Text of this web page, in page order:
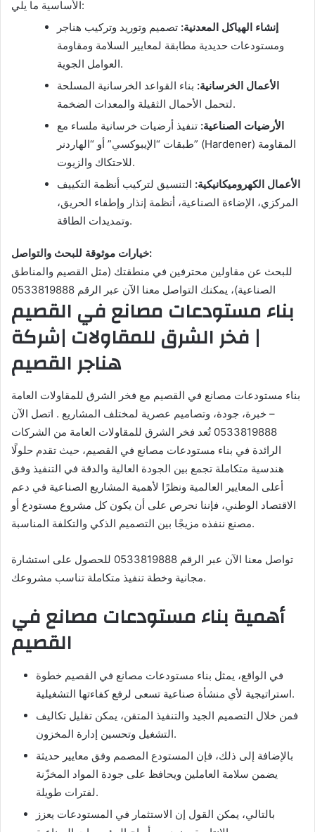
الأساسية ما يلي:
إنشاء الهياكل المعدنية: تصميم وتوريد وتركيب هناجر
ومستودعات حديدية مطابقة لمعايير السلامة ومقاومة
العوامل الجوية.
الأعمال الخرسانية: بناء القواعد الخرسانية المسلحة
لتحمل الأحمال الثقيلة والمعدات الضخمة.
الأرضيات الصناعية: تنفيذ أرضيات خرسانية ملساء مع
طبقات “الإيبوكسي” أو “الهاردنر” (Hardener) المقاومة
للاحتكاك والزيوت.
الأعمال الكهروميكانيكية: التنسيق لتركيب أنظمة التكييف
المركزي، الإضاءة الصناعية، أنظمة إنذار وإطفاء الحريق،
وتمديدات الطاقة.
خيارات موثوقة للبحث والتواصل:
للبحث عن مقاولين محترفين في منطقتك (مثل القصيم والمناطق
الصناعية)، يمكنك التواصل معنا الآن عبر الرقم 0533819888
بناء مستودعات مصانع في القصيم
| فخر الشرق للمقاولات |شركة
هناجر القصيم
بناء مستودعات مصانع في القصيم مع فخر الشرق للمقاولات العامة
– خبرة، جودة، وتصاميم عصرية لمختلف المشاريع . اتصل الآن
0533819888 تُعد فخر الشرق للمقاولات العامة من الشركات
الرائدة في بناء مستودعات مصانع في القصيم، حيث تقدم حلولًا
هندسية متكاملة تجمع بين الجودة العالية والدقة في التنفيذ وفق
أعلى المعايير العالمية ونظرًا لأهمية المشاريع الصناعية في دعم
الاقتصاد الوطني، فإننا نحرص على أن يكون كل مشروع مستودع أو
مصنع ننفذه مزيجًا بين التصميم الذكي والتكلفة المناسبة.
تواصل معنا الآن عبر الرقم 0533819888 للحصول على استشارة
مجانية وخطة تنفيذ متكاملة تناسب مشروعك.
أهمية بناء مستودعات مصانع في
القصيم
في الواقع، يمثل بناء مستودعات مصانع في القصيم خطوة
استراتيجية لأي منشأة صناعية تسعى لرفع كفاءتها التشغيلية.
فمن خلال التصميم الجيد والتنفيذ المتقن، يمكن تقليل تكاليف
التشغيل وتحسين إدارة المخزون.
بالإضافة إلى ذلك، فإن المستودع المصمم وفق معايير حديثة
يضمن سلامة العاملين ويحافظ على جودة المواد المخزّنة
لفترات طويلة.
بالتالي، يمكن القول إن الاستثمار في المستودعات يعزز